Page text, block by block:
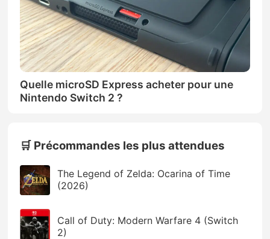
Quelle microSD Express acheter pour une
Nintendo Switch 2 ?
🛒 Précommandes les plus attendues
The Legend of Zelda: Ocarina of Time
(2026)
Call of Duty: Modern Warfare 4 (Switch
2)